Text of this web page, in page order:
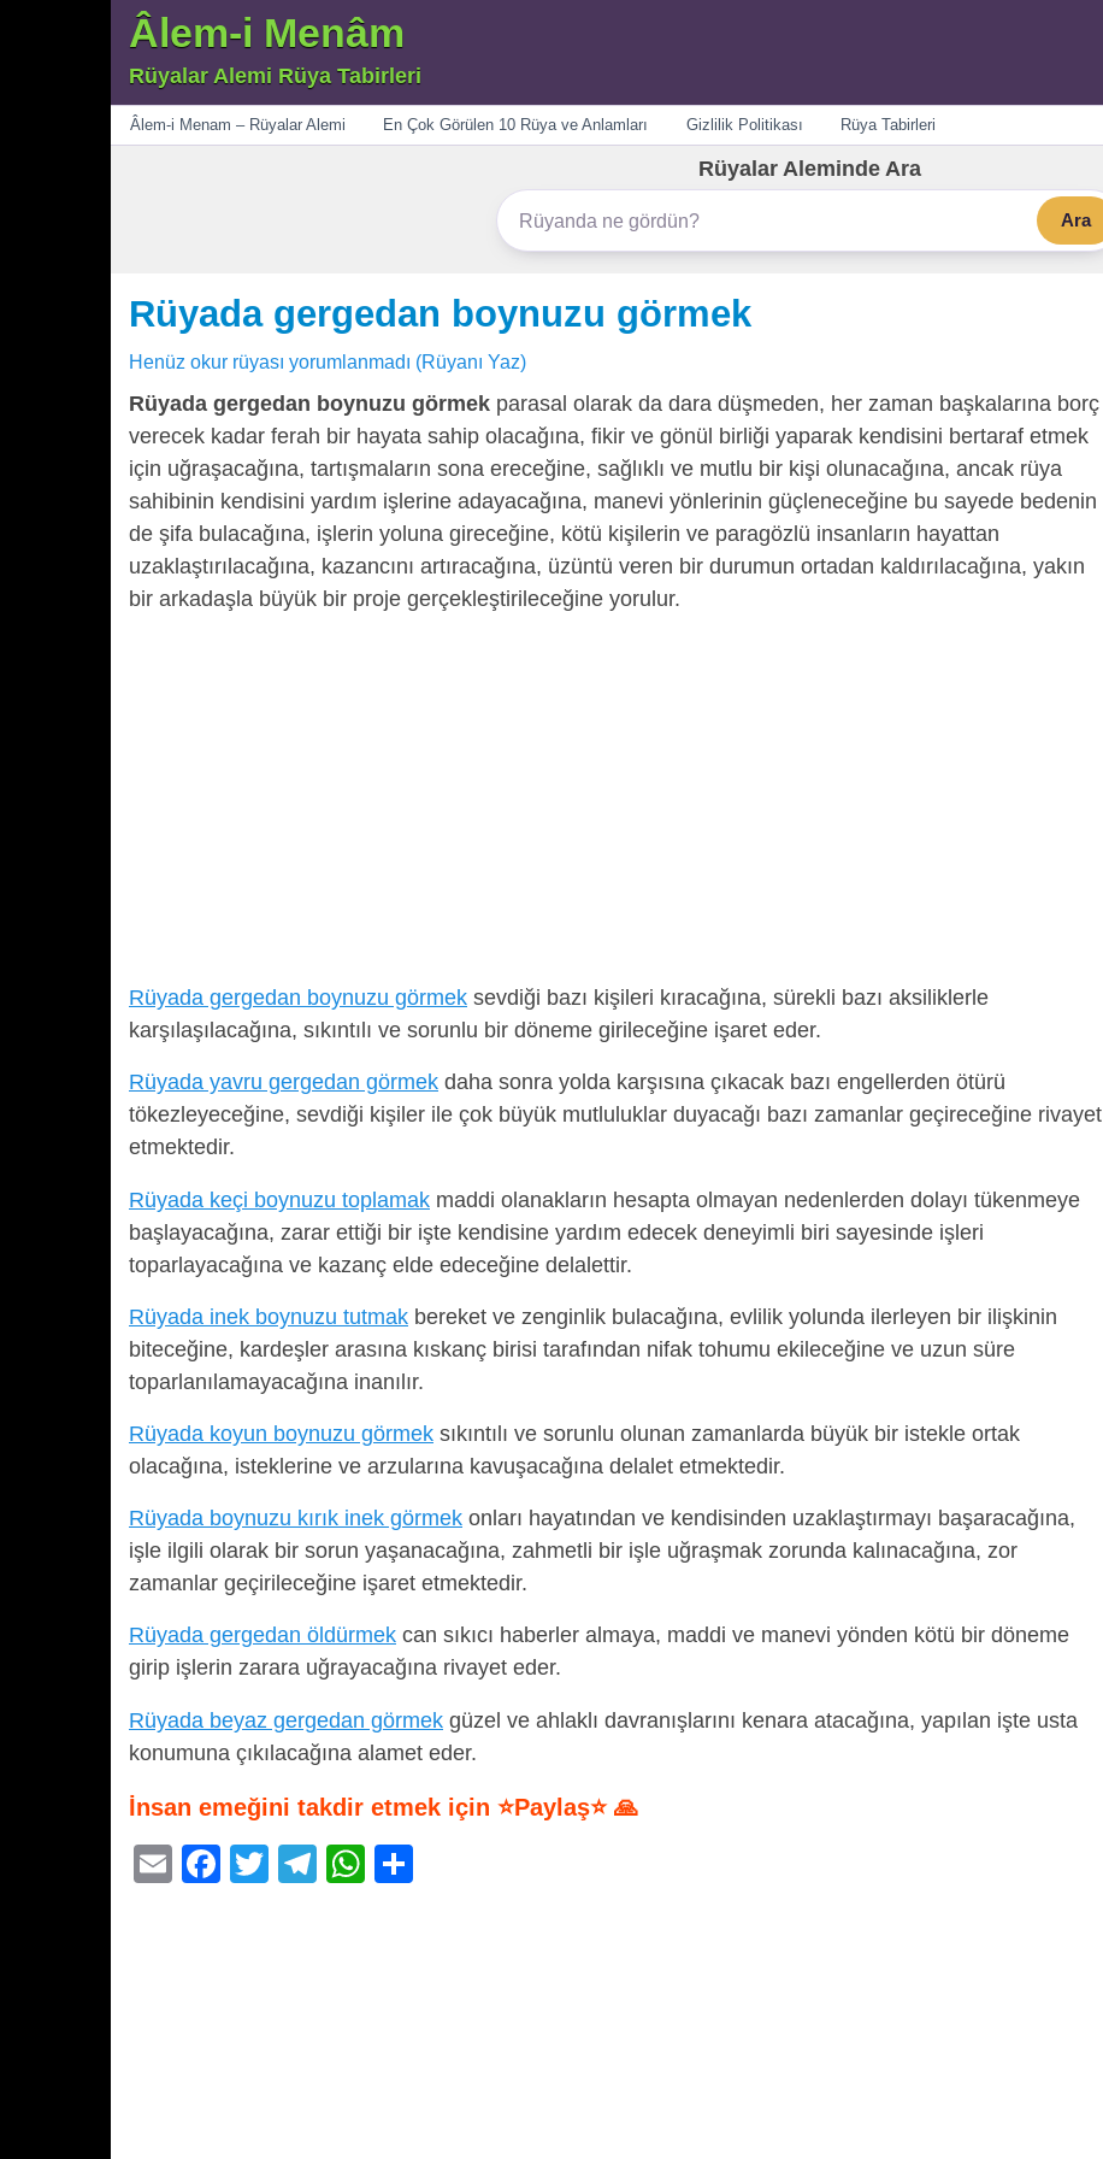
Âlem-i Menâm
Rüyalar Alemi Rüya Tabirleri
Menü
Âlem-i Menam – Rüyalar Alemi En Çok Görülen 10 Rüya ve Anlamları Gizlilik Politikası Rüya Tabirleri
Rüyalar Aleminde Ara
Ara
Rüyada gergedan boynuzu görmek
Henüz okur rüyası yorumlanmadı (Rüyanı Yaz)
Rüyada gergedan boynuzu görmek parasal olarak da dara düşmeden, her zaman başkalarına borç
verecek kadar ferah bir hayata sahip olacağına, fikir ve gönül birliği yaparak kendisini bertaraf etmek
için uğraşacağına, tartışmaların sona ereceğine, sağlıklı ve mutlu bir kişi olunacağına, ancak rüya
sahibinin kendisini yardım işlerine adayacağına, manevi yönlerinin güçleneceğine bu sayede bedenin
de şifa bulacağına, işlerin yoluna gireceğine, kötü kişilerin ve paragözlü insanların hayattan
uzaklaştırılacağına, kazancını artıracağına, üzüntü veren bir durumun ortadan kaldırılacağına, yakın
bir arkadaşla büyük bir proje gerçekleştirileceğine yorulur.
Rüyada gergedan boynuzu görmek sevdiği bazı kişileri kıracağına, sürekli bazı aksiliklerle
karşılaşılacağına, sıkıntılı ve sorunlu bir döneme girileceğine işaret eder.
Rüyada yavru gergedan görmek daha sonra yolda karşısına çıkacak bazı engellerden ötürü
tökezleyeceğine, sevdiği kişiler ile çok büyük mutluluklar duyacağı bazı zamanlar geçireceğine rivayet
etmektedir.
Rüyada keçi boynuzu toplamak maddi olanakların hesapta olmayan nedenlerden dolayı tükenmeye
başlayacağına, zarar ettiği bir işte kendisine yardım edecek deneyimli biri sayesinde işleri
toparlayacağına ve kazanç elde edeceğine delalettir.
Rüyada inek boynuzu tutmak bereket ve zenginlik bulacağına, evlilik yolunda ilerleyen bir ilişkinin
biteceğine, kardeşler arasına kıskanç birisi tarafından nifak tohumu ekileceğine ve uzun süre
toparlanılamayacağına inanılır.
Rüyada koyun boynuzu görmek sıkıntılı ve sorunlu olunan zamanlarda büyük bir istekle ortak
olacağına, isteklerine ve arzularına kavuşacağına delalet etmektedir.
Rüyada boynuzu kırık inek görmek onları hayatından ve kendisinden uzaklaştırmayı başaracağına,
işle ilgili olarak bir sorun yaşanacağına, zahmetli bir işle uğraşmak zorunda kalınacağına, zor
zamanlar geçirileceğine işaret etmektedir.
Rüyada gergedan öldürmek can sıkıcı haberler almaya, maddi ve manevi yönden kötü bir döneme
girip işlerin zarara uğrayacağına rivayet eder.
Rüyada beyaz gergedan görmek güzel ve ahlaklı davranışlarını kenara atacağına, yapılan işte usta
konumuna çıkılacağına alamet eder.
İnsan emeğini takdir etmek için ⭐Paylaş⭐ 🙏
E
F
T
T
W